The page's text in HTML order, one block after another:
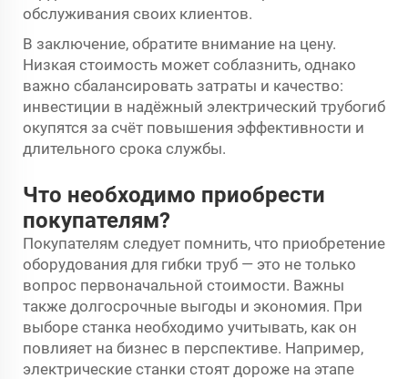
обслуживания своих клиентов.
В заключение, обратите внимание на цену.
Низкая стоимость может соблазнить, однако
важно сбалансировать затраты и качество:
инвестиции в надёжный электрический трубогиб
окупятся за счёт повышения эффективности и
длительного срока службы.
Что необходимо приобрести
покупателям?
Покупателям следует помнить, что приобретение
оборудования для гибки труб — это не только
вопрос первоначальной стоимости. Важны
также долгосрочные выгоды и экономия. При
выборе станка необходимо учитывать, как он
повлияет на бизнес в перспективе. Например,
электрические станки стоят дороже на этапе